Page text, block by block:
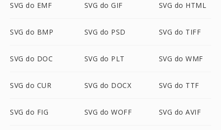
SVG do EMF SVG do GIF SVG do HTML
SVG do BMP SVG do PSD SVG do TIFF
SVG do DOC SVG do PLT SVG do WMF
SVG do CUR SVG do DOCX SVG do TTF
SVG do FIG SVG do WOFF SVG do AVIF